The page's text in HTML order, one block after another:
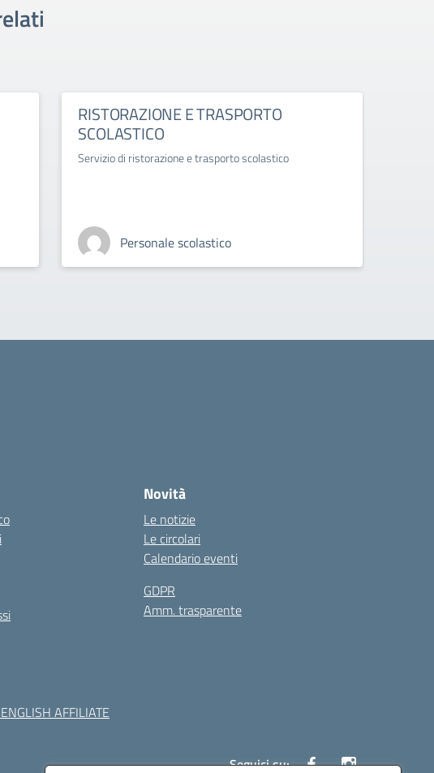
RISTORAZIONE E TRASPORTO
SCOLASTICO
Servizio di ristorazione e trasporto scolastico
Personale scolastico
AFFILIATE
Novità
Le notizie
Le circolari
Calendario eventi
GDPR
Amm. trasparente
Seguici su: